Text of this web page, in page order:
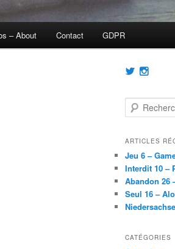
– About Contact GDPR
Voir
de
sur
Voir
de
sur
e
h
r
c
h
e
ARTICLES
Jeu 6 –
Interdit 10 –
Abandon 26
Seul 16 –
CATÉGORIES